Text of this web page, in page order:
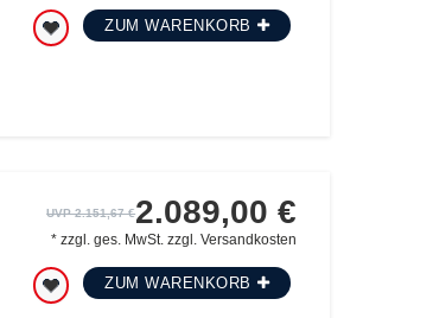
ZUM WARENKORB
UVP 2.151,67 €2.089,00 €
*zzgl. ges. MwSt. zzgl.Versandkosten
ZUM WARENKORB